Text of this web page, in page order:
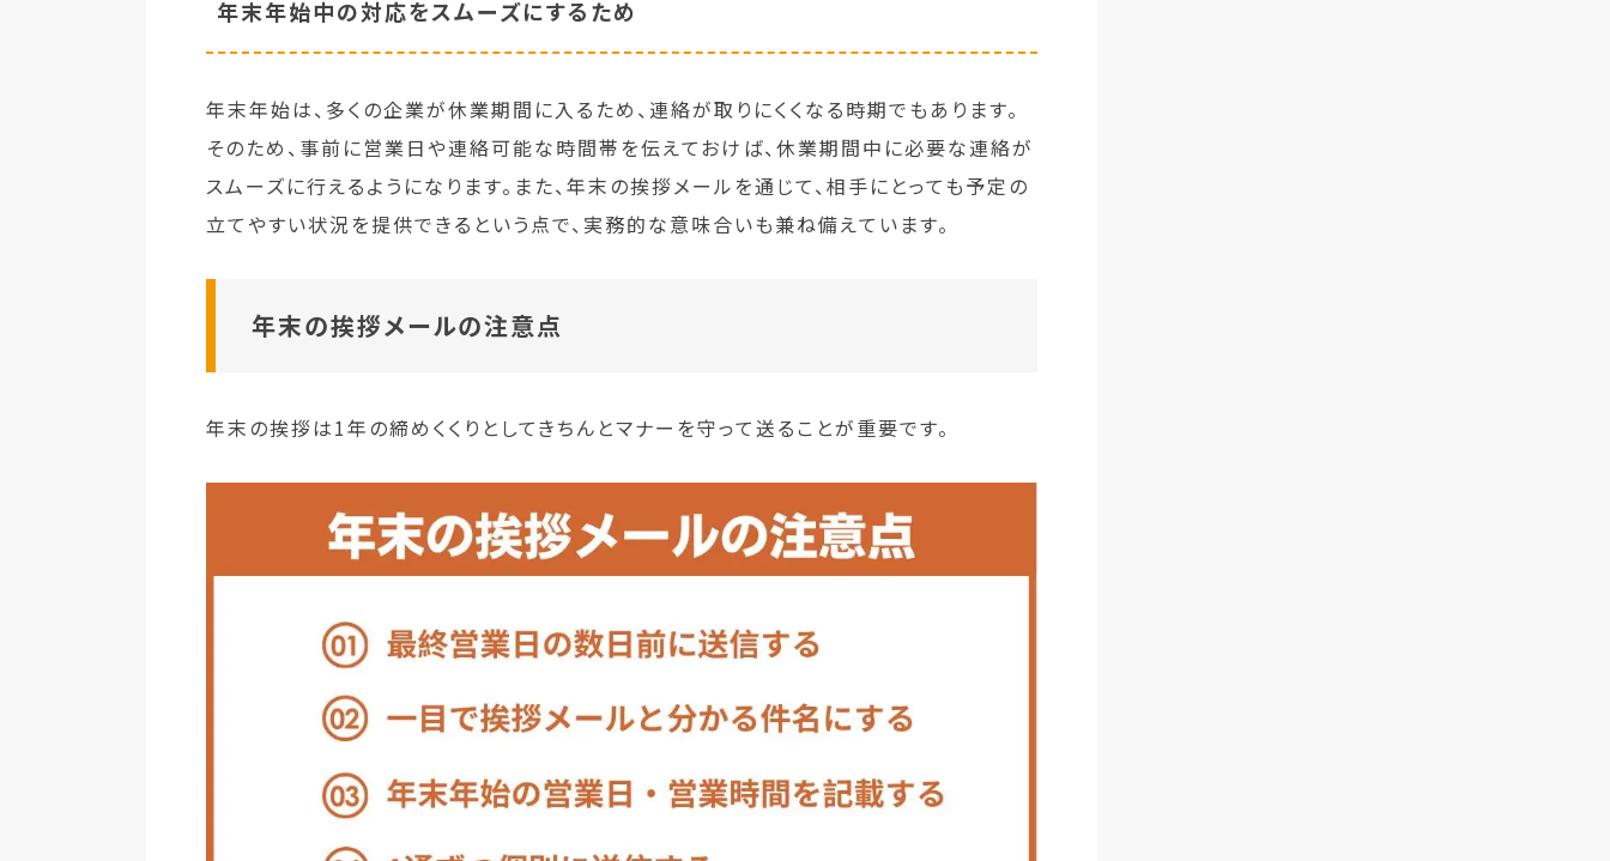
年末年始中の対応をスムーズにするため
年末年始は、多くの企業が休業期間に入るため、連絡が取りにくくなる時期でもあります。
そのため、事前に営業日や連絡可能な時間帯を伝えておけば、休業期間中に必要な連絡が
スムーズに行えるようになります。また、年末の挨拶メールを通じて、相手にとっても予定の
立てやすい状況を提供できるという点で、実務的な意味合いも兼ね備えています。
年末の挨拶メールの注意点
年末の挨拶は1年の締めくくりとしてきちんとマナーを守って送ることが重要です。